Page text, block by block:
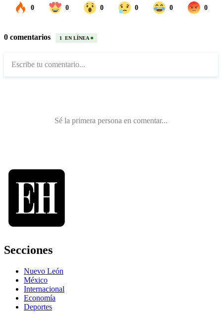
Secciones
Nuevo León
México
Internacional
Economía
Deportes